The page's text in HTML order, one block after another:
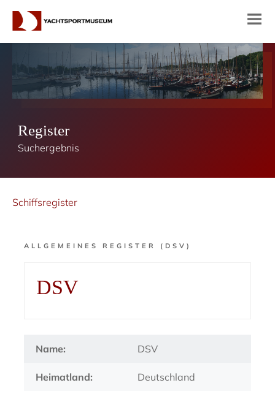
Register
Suchergebnis
Schiffsregister
ALLGEMEINES REGISTER (DSV)
DSV
Name: DSV
Heimatland: Deutschland